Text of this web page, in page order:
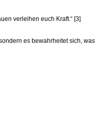
verleihen euch Kraft.“ [3]
es bewahrheitet sich, was